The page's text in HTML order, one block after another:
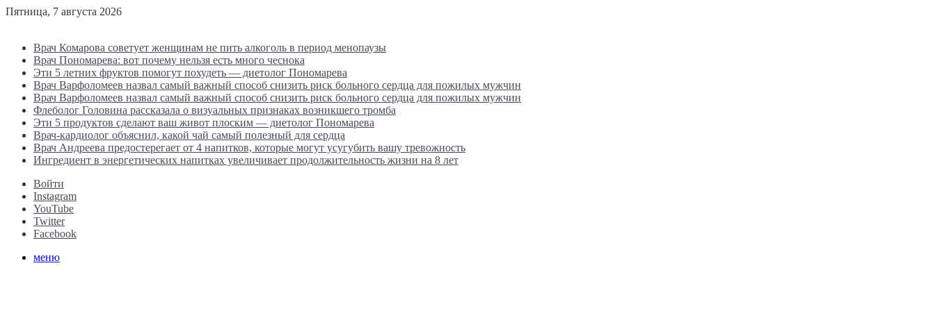
Пятница, 7 августа 2026
Врач Комарова советует женщинам не пить алкоголь в период менопаузы
Врач Пономарева: вот почему нельзя есть много чеснока
Эти 5 летних фруктов помогут похудеть — диетолог Пономарева
Врач Варфоломеев назвал самый важный способ снизить риск больного сердца для пожилых мужчин
Врач Варфоломеев назвал самый важный способ снизить риск больного сердца для пожилых мужчин
Флеболог Головина рассказала о визуальных признаках возникшего тромба
Эти 5 продуктов сделают ваш живот плоским — диетолог Пономарева
Врач-кардиолог объяснил, какой чай самый полезный для сердца
Врач Андреева предостерегает от 4 напитков, которые могут усугубить вашу тревожность
Ингредиент в энергетических напитках увеличивает продолжительность жизни на 8 лет
Войти
Instagram
YouTube
Twitter
Facebook
меню